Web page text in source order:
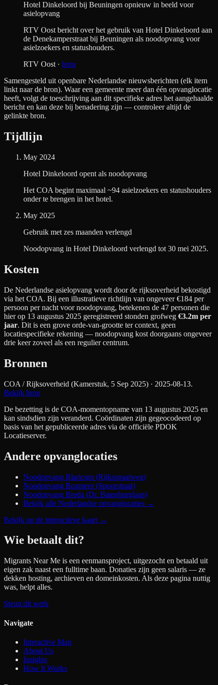
Hotel Dinkeloord bij Beuningen opnieuw in beeld voor
asielopvang
RTV Oost bericht over het gebruik van Hotel Dinkeloord aan
de Denekamperstraat bij Beuningen als noodopvang voor
asielzoekers en statushouders.
RTV Oost · bron
Samengesteld uit openbare Nederlandse nieuwsberichten (elk item
linkt naar de bron). Waar een gemeente meer dan één opvanglocatie
heeft, volgt de toeschrijving aan dit specifieke adres het aangehaalde
bericht en kan deze bij benadering zijn — controleer altijd de
gelinkte bron.
Tijdlijn
May 2024
Hotel Dinkeloord opent als noodopvang
Het COA begint maximaal ~94 asielzoekers en statushouders
onder te brengen in het hotel.
May 2025
Gebruik met zes maanden verlengd
Noodopvang in Hotel Dinkeloord verlengd tot 30 mei 2025.
Kosten
De Nederlandse asielopvang wordt door de rijksoverheid bekostigd
via het COA. Bij een illustratieve richtlijn van ongeveer €184 per
persoon per nacht voor noodopvang, betekenen de 47 personen die
hier op 13 augustus 2025 geregistreerd stonden grofweg €3.2m per
jaar. Dit is een grove orde-van-grootte ter context, geen
locatiespecifieke rekening — noodopvang kost doorgaans ongeveer
drie keer zoveel als een regulier centrum.
Bronnen
COA / Rijksoverheid (Kamerstuk, 5 Sep 2025) · 2025-08-13.
Bekijk bron
De bezetting is de COA-momentopname van 13 augustus 2025 en
kan sindsdien zijn veranderd. Coördinaten zijn gegeocodeerd op
basis van het gepubliceerde adres via de officiële PDOK
Locatieserver.
Andere opvanglocaties
Noodopvang Blaricum (Rijksstraatweg)
Noodopvang Boxmeer (Spoorstraat)
Noodopvang Breda (Dr. Batenburglaan)
Bekijk alle Nederlandse opvanglocaties →
Bekijk op de interactieve kaart →
Wie betaalt dit?
Migrants Near Me is een eenmansproject, uitgezocht en betaald uit
eigen zak naast een fulltime baan. Donaties zijn geen salaris — ze
dekken hosting, archieven en domeinkosten. Als deze pagina nuttig
was, helpt alles.
Steun dit werk
Navigate
Interactive Map
About Us
Insights
How It Works